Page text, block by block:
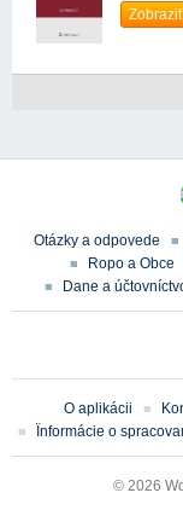
Otázky a odpovede
Ropo a Obce
Dane a
O aplikácii
Ïnformácie o
© 2026